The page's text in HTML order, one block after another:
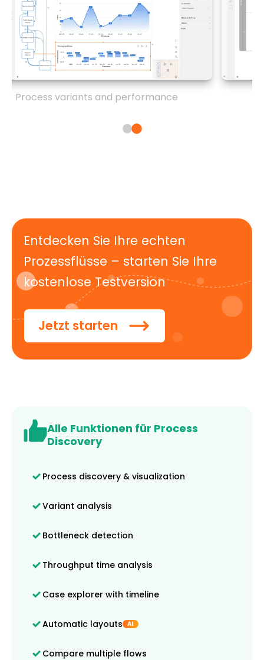
Process variants and performance
Entdecken Sie Ihre echten
Prozessflüsse – starten Sie Ihre
kostenlose Testversion
Jetzt starten
Alle Funktionen für Process
Discovery
Process discovery & visualization
Variant analysis
Bottleneck detection
Throughput time analysis
Case explorer with timeline
Automatic layouts AI
Compare multiple flows